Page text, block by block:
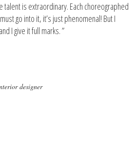
talent is extraordinary. Each choreographed
go into it, it’s just phenomenal! But I
I give it full marks. ”
designer